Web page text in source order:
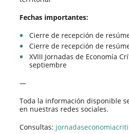
Fechas importantes:
Cierre de recepción de
Cierre de recepción de
XVIII Jornadas de Economía
septiembre
—
Toda la información disponible
en nuestras redes sociales.
Consultas: